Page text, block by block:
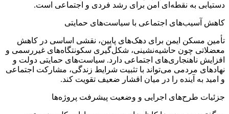
دستیابی به نقطه‌ای امن برای رشد فردی و اجتماعی است.
کاهش آسیب‌های اجتماعی با سیاست‌های حمایتی
تأمین مسکن ایمن برای دهک‌های پایین، نقشی اساسی در کاهش
معضلاتی چون حاشیه‌نشینی، شکل‌گیری سکونتگاه‌های غیررسمی و
افزایش ناهنجاری‌های اجتماعی دارد. سیاست‌های حمایتی دولت و
نهادهای مردمی می‌تواند با تثبیت شرایط زندگی، مشارکت اجتماعی
و امید به آینده را در میان اقشار ضعیف تقویت کند.
جزئیات طرح‌های اجرایی و وضعیت پیشرفت پروژه‌ها